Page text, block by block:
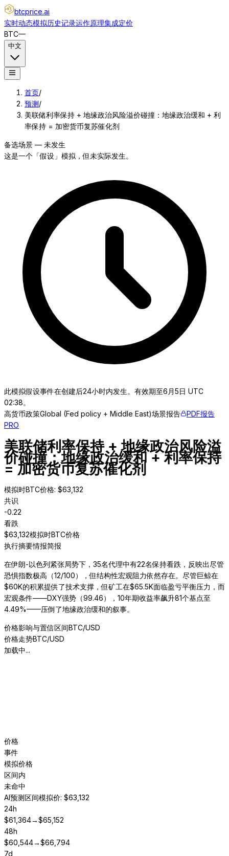
btcprice.ai
实时动态模拟历史记录运作原理集成定价
BTC—
中文
首页/
预测/
美联储利率保持 + 地缘政治风险溢价碰撞：地缘政治缓和 + 利
率保持 = 加密货币复苏催化剂
备选场景 — 未发生
这是一个「假设」模拟，但未实际发生。
此模拟假设事件在创建后24小时内发生。有效期至6月5日 UTC
02:38。
高货币政策Global (Fed policy + Middle East)场景报告
PDF报告
PRO
美联储利率保持 + 地缘政治风险溢
价碰撞：地缘政治缓和 + 利率保持
= 加密货币复苏催化剂
模拟时BTC价格: $63,132
共识
-0.22
看跌
$63,132模拟时BTC价格
执行摘要情报简报
在伊朗-以色列紧张局势下，35名代理中有22名保持看跌，反映出尽管
恐惧指数极高（12/100），但结构性宏观阻力依然存在。尽管巨鲸在
$60K的积累提供了技术支撑，但矿工在$65.5K面临盈亏平衡压力，而
宏观条件——DXY强势（99.46），10年期收益率飙升81个基点至
4.49%——压倒了地缘政治缓和的叙事。
价格影响与置信区间BTC/USD
价格走势BTC/USD
加载中...
价格
事件
模拟价格
区间内
未命中
AI预测区间模拟价: $63,132
24h
$61,364→$65,152
48h
$60,544→$66,794
7d